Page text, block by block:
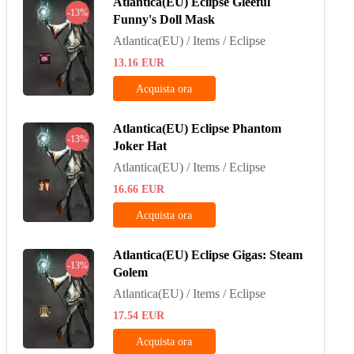
-13%
Funny's Doll Mask
Atlantica(EU) / Items / Eclipse
13.16 EUR
Acquista ora
-13%
Atlantica(EU) Eclipse Phantom
Joker Hat
Atlantica(EU) / Items / Eclipse
16.66 EUR
Acquista ora
-13%
Atlantica(EU) Eclipse Gigas: Steam
Golem
Atlantica(EU) / Items / Eclipse
17.54 EUR
Acquista ora